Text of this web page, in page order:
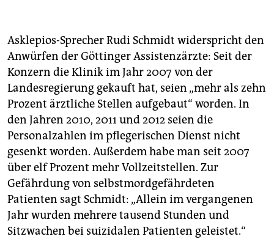
Deutschland und beschäftigt 45.390 Angestellte an
150 Standorten.
Betrieben werden vor allem Kliniken für Psychiatrie
und Somatik aber auch Rehakliniken und
Pflegeeinrichtungen.JEP
Asklepios-Sprecher Rudi Schmidt widerspricht den
Anwürfen der Göttinger Assistenzärzte: Seit der
Konzern die Klinik im Jahr 2007 von der
Landesregierung gekauft hat, seien „mehr als zehn
Prozent ärztliche Stellen aufgebaut“ worden. In
den Jahren 2010, 2011 und 2012 seien die
Personalzahlen im pflegerischen Dienst nicht
gesenkt worden. Außerdem habe man seit 2007
über elf Prozent mehr Vollzeitstellen. Zur
Gefährdung von selbstmordgefährdeten
Patienten sagt Schmidt: „Allein im vergangenen
Jahr wurden mehrere tausend Stunden und
Sitzwachen bei suizidalen Patienten geleistet.“